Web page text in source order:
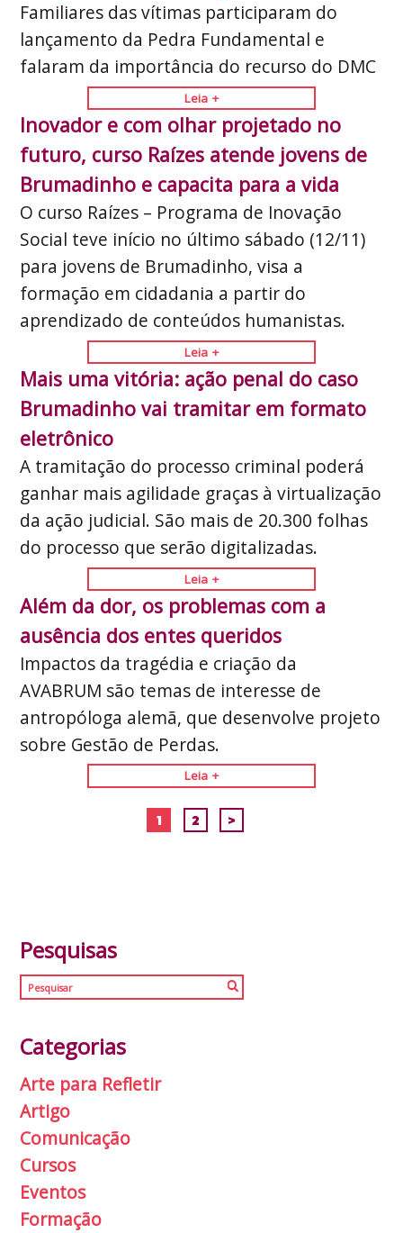
Familiares das vítimas participaram do
lançamento da Pedra Fundamental e
falaram da importância do recurso do DMC
Leia +
Inovador e com olhar projetado no
futuro, curso Raízes atende jovens de
Brumadinho e capacita para a vida
O curso Raízes – Programa de Inovação
Social teve início no último sábado (12/11)
para jovens de Brumadinho, visa a
formação em cidadania a partir do
aprendizado de conteúdos humanistas.
Leia +
Mais uma vitória: ação penal do caso
Brumadinho vai tramitar em formato
eletrônico
A tramitação do processo criminal poderá
ganhar mais agilidade graças à virtualização
da ação judicial. São mais de 20.300 folhas
do processo que serão digitalizadas.
Leia +
Além da dor, os problemas com a
ausência dos entes queridos
Impactos da tragédia e criação da
AVABRUM são temas de interesse de
antropóloga alemã, que desenvolve projeto
sobre Gestão de Perdas.
Leia +
1 2 >
Pesquisas
Categorias
Arte para Refletir
Artigo
Comunicação
Cursos
Eventos
Formação